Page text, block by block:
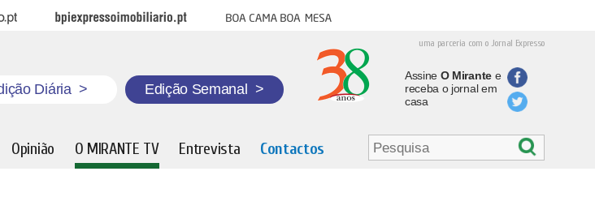
BPI Expresso Imobiliário Boa cama boa mesa
uma parceria com o Jornal Expresso
Diária > Edição Semanal >
Assine O Mirantee
receba o jornal em
casa
Opinião O MIRANTE TV Entrevista Contactos